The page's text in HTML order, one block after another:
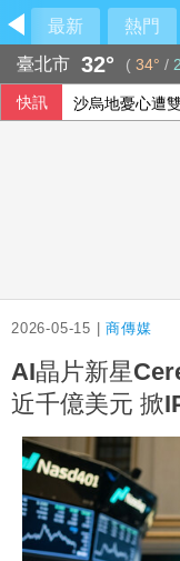
最新 熱門
臺北市 32° ( 34° /
快訊 沙烏地憂心遭
2026-05-15 |商傳媒
AI晶片新星
近千億美元 掀